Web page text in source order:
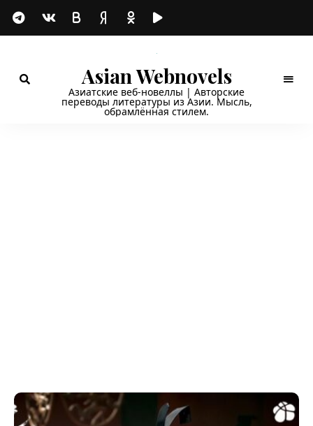
Asian Webnovels
Азиатские веб-новеллы | Авторские
переводы литературы из Азии. Мысль,
обрамлённая стилем.